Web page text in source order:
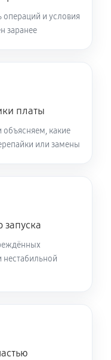
и условия
заранее
платы
объясняем, какие
или замены
запуска
нестабильной